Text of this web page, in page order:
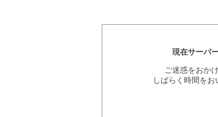
現在サーバ
ご迷惑をおか
しばらく時間を